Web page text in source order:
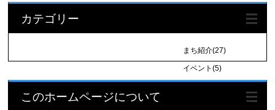
カテゴリー
まち紹介(27)
イベント (5)
(3)
このホームページについて